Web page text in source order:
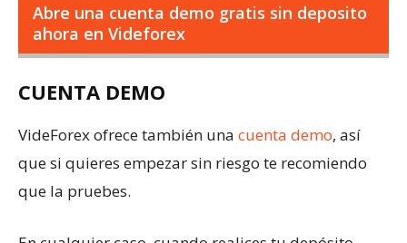
Abre una cuenta demo gratis sin deposito
ahora en Videforex
CUENTA DEMO
VideForex ofrece también una cuenta demo, así
que si quieres empezar sin riesgo te recomiendo
que la pruebes.